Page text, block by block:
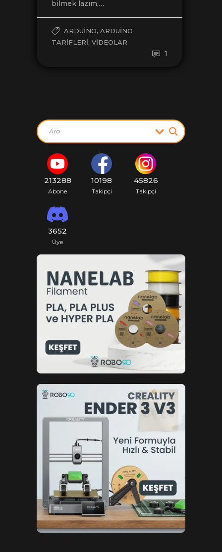
bilmek lazım,…
ARDUINO, ARDUINO
TARIFLERI, VIDEOLAR
1
213288
Abone
10198
Takipçi
45826
Takipçi
3652
Üye